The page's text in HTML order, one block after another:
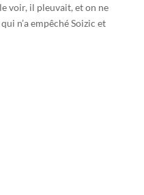
voir, il pleuvait, et on ne
n’a empêché Soizic et